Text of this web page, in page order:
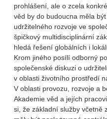
prohlášení, ale o zcela
věd by do budoucna měla
udržitelného rozvoje ve
špičkový multidisciplinární
hledá řešení globálních i
Krom jiného posílí odborný
společenské diskuzi o
v oblasti životního prostředí
V oblasti provozu, rozvoje a
Akademie věd a jejích
si, že základní služby včetně